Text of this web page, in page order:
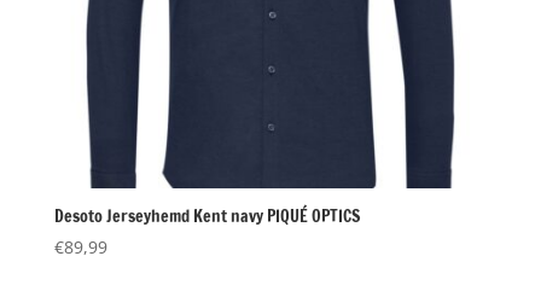
Desoto Jerseyhemd Kent navy PIQUÉ OPTICS
€89,99